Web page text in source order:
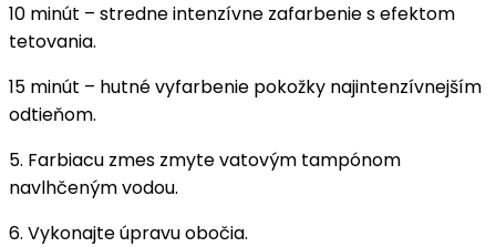
10 minút – stredne intenzívne zafarbenie s efektom
tetovania.
15 minút – hutné vyfarbenie pokožky najintenzívnejším
odtieňom.
5. Farbiacu zmes zmyte vatovým tampónom
navlhčeným vodou.
6. Vykonajte úpravu obočia.